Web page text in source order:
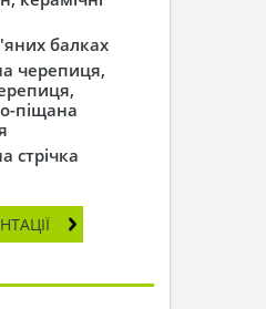
балках
черепиця,
піщана
стрічка